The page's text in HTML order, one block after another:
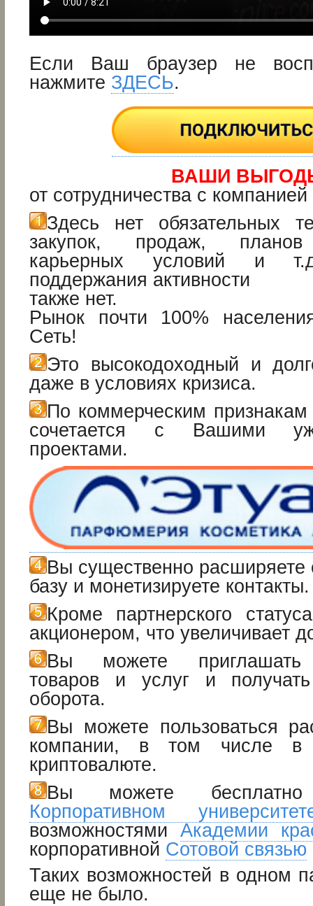
Если Ваш браузер не
нажмите ЗДЕСЬ.
ВАШИ
от сотрудничества с компанией
Здесь нет обязательных
закупок, продаж, планов
карьерных условий и
поддержания активности
также нет.
Рынок почти 100%
Сеть!
Это высокодоходный и
даже в условиях кризиса.
По коммерческим признакам
сочетается с Вашими
проектами.
Вы существенно расширяете
базу и монетизируете контакты.
Кроме партнерского
акционером, что увеличивает
Вы можете приглашать
товаров и услуг и
оборота.
Вы можете пользоваться
компании, в том числе в
криптовалюте.
Вы можете
Корпоративном
возможностями Академии
корпоративной Сотовой связью
Таких возможностей в одном
еще не было.